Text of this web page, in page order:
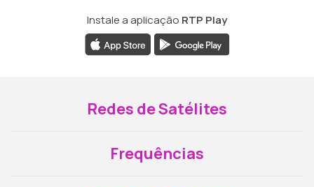
Instale a aplicação RTP Play
Redes de Satélites
Frequências